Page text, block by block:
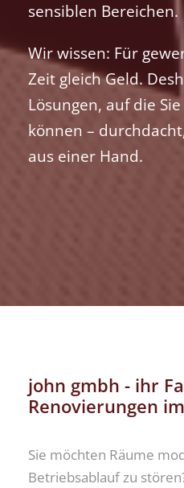
sensiblen Bereichen.
Wir wissen: Für
Zeit gleich Geld.
Lösungen, auf die
können –
aus einer Hand.
john gmbh - ihr
Renovierungen
Sie möchten Räume
Betriebsablauf zu